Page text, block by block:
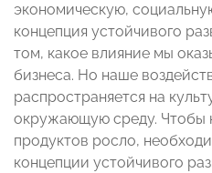
экономическую,
концепция устойчивого
том, какое влияние мы
бизнеса. Но наше
распространяется на
окружающую среду. Чтобы
продуктов росло,
концепции устойчивого